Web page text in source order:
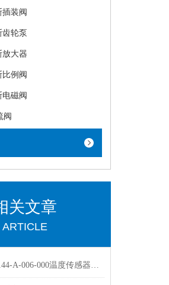
插装阀
齿轮泵
放大器
比例阀
电磁阀
阀
关文章
ARTICLE
贺德克ETS4144-A-006-000温度传感器库存出售